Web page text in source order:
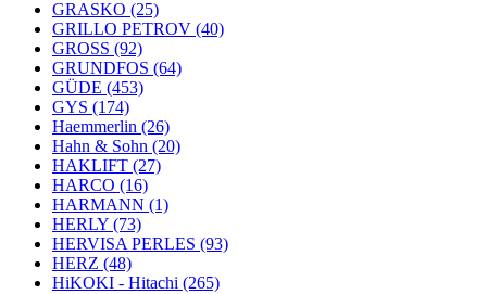
GRASKO (25)
GRILLO PETROV (40)
GROSS (92)
GRUNDFOS (64)
GÜDE (453)
GYS (174)
Haemmerlin (26)
Hahn & Sohn (20)
HAKLIFT (27)
HARCO (16)
HARMANN (1)
HERLY (73)
HERVISA PERLES (93)
HERZ (48)
HiKOKI - Hitachi (265)